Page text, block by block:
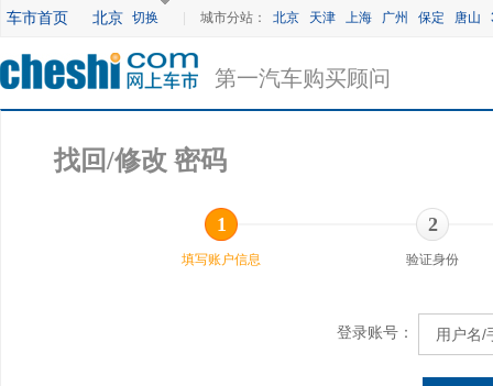
车市首页 北京 切换 城市分站： 北京 天津 上海 广州 保定 唐山
第一汽车购买顾问
找回/修改 密码
1
填写账户信息
2
验证身份
登录账号：